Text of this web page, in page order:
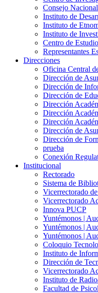
Consejo
Instituto de
Instituto de
Instituto de
Centro de
Representantes
Direcciones
Oficina Central
Dirección de
Dirección de
Dirección de
Dirección
Dirección
Dirección
Dirección de
Dirección de
prueba
Conexión
Institucional
Rectorado
Sistema de
Vicerrectorado
Vicerrectorado
Innova PUCP
Yuntémonos |
Yuntémonos |
Yuntémonos |
Coloquio
Instituto de
Dirección de
Vicerrectorado
Instituto de
Facultad de